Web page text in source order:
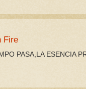
Fire
PASA,LA ESENCIA